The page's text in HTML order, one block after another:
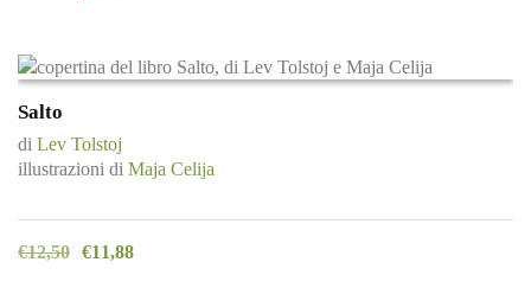
Salto
di Lev Tolstoj
illustrazioni di Maja Celija
€12,50 €11,88